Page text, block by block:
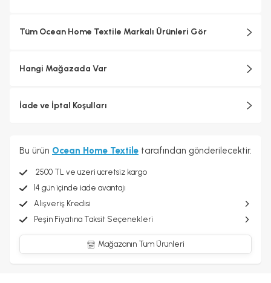
Tüm Ocean Home Textile Markalı Ürünleri Gör
Hangi Mağazada Var
İade ve İptal Koşulları
Bu ürün Ocean Home Textile tarafından gönderilecektir.
2500 TL ve üzeri ücretsiz kargo
14 gün içinde iade avantajı
Alışveriş Kredisi
Peşin Fiyatına Taksit Seçenekleri
Mağazanın Tüm Ürünleri